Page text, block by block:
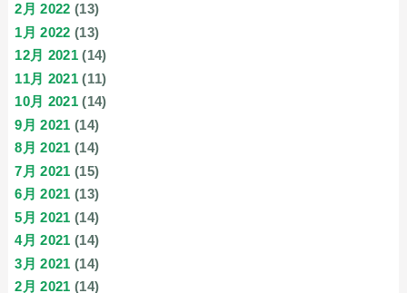
2月 2022 (13)
1月 2022 (13)
12月 2021 (14)
11月 2021 (11)
10月 2021 (14)
9月 2021 (14)
8月 2021 (14)
7月 2021 (15)
6月 2021 (13)
5月 2021 (14)
4月 2021 (14)
3月 2021 (14)
2月 2021 (14)